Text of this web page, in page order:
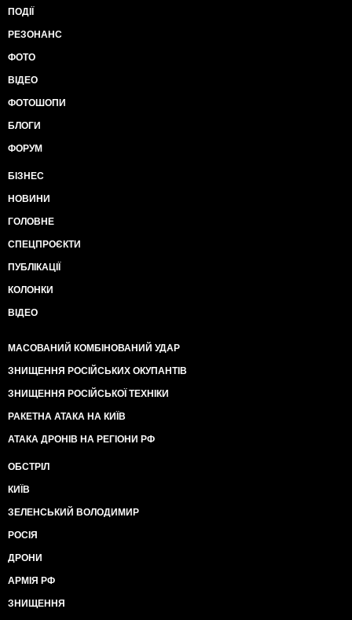
ПОДІЇ
РЕЗОНАНС
ФОТО
ВІДЕО
ФОТОШОПИ
БЛОГИ
ФОРУМ
БІЗНЕС
НОВИНИ
ГОЛОВНЕ
СПЕЦПРОЄКТИ
ПУБЛІКАЦІЇ
КОЛОНКИ
ВІДЕО
МАСОВАНИЙ КОМБІНОВАНИЙ УДАР
ЗНИЩЕННЯ РОСІЙСЬКИХ ОКУПАНТІВ
ЗНИЩЕННЯ РОСІЙСЬКОЇ ТЕХНІКИ
РАКЕТНА АТАКА НА КИЇВ
АТАКА ДРОНІВ НА РЕГІОНИ РФ
ОБСТРІЛ
КИЇВ
ЗЕЛЕНСЬКИЙ ВОЛОДИМИР
РОСІЯ
ДРОНИ
АРМІЯ РФ
ЗНИЩЕННЯ